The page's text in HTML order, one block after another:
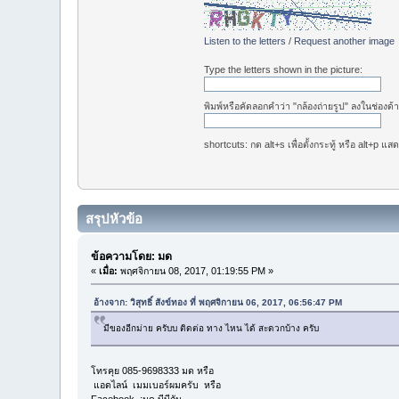
Listen to the letters / Request another image
Type the letters shown in the picture:
พิมพ์หรือคัดลอกคำว่า "กล้องถ่ายรูป" ลงในช่องด้
shortcuts: กด alt+s เพื่อตั้งกระทู้ หรือ alt+p แส
สรุปหัวข้อ
ข้อความโดย: มด
«เมื่อ: พฤศจิกายน 08, 2017, 01:19:55 PM »
อ้างจาก: วิสุทธิ์ สังข์ทอง ที่ พฤศจิกายน 06, 2017, 06:56:47 PM
มีของอีกม่าย ครับบ ติดต่อ ทาง ไหน ได้ สะดวกบ้าง ครับ
โทรคุย 085-9698333 มด หรือ
แอดไลน์ เมมเบอร์ผมครับ หรือ